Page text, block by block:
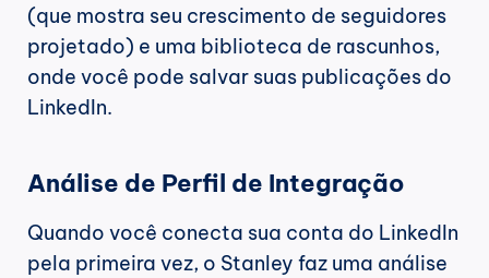
(que mostra seu crescimento de seguidores
projetado) e uma biblioteca de rascunhos,
onde você pode salvar suas publicações do
LinkedIn.
Análise de Perfil de Integração
Quando você conecta sua conta do LinkedIn
pela primeira vez, o Stanley faz uma análise